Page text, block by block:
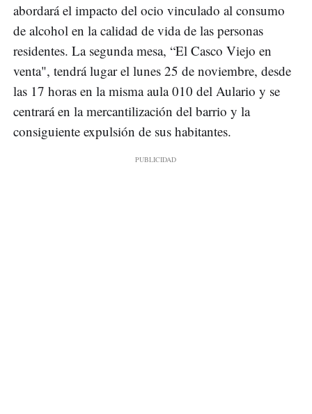
abordará el impacto del ocio vinculado al consumo
de alcohol en la calidad de vida de las personas
residentes. La segunda mesa, “El Casco Viejo en
venta", tendrá lugar el lunes 25 de noviembre, desde
las 17 horas en la misma aula 010 del Aulario y se
centrará en la mercantilización del barrio y la
consiguiente expulsión de sus habitantes.